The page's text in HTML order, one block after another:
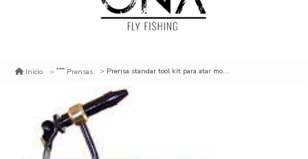
Inicio Prensas Prensa standar tool kit para atar moscas